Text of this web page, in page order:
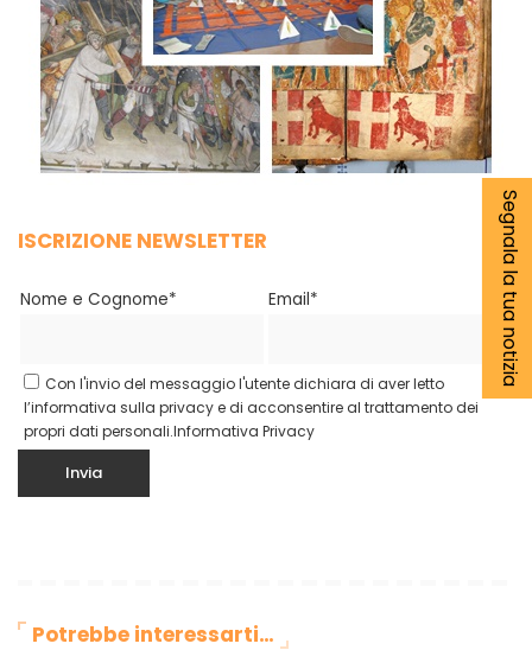
ISCRIZIONE NEWSLETTER
Nome e Cognome* Email*
Con l'invio del messaggio l'utente dichiara di aver letto
l’informativa sulla privacy e di acconsentire al trattamento dei
propri dati personali.Informativa Privacy
Potrebbe interessarti…
Segnala la tua notizia